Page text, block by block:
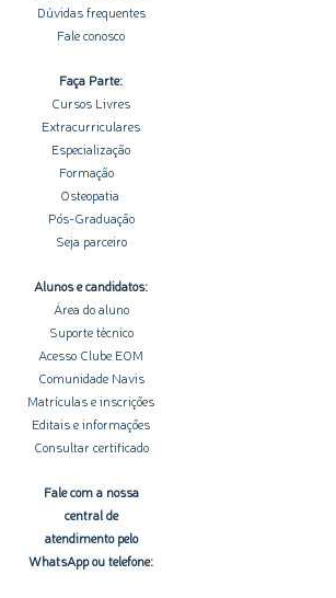
Dúvidas frequentes
Fale conosco
Faça Parte:
Cursos Livres
Extracurriculares
Especialização
Formação
Osteopatia
Pós-Graduação
Seja parceiro
Alunos e candidatos:
Área do aluno
Suporte técnico
Acesso Clube EOM
Comunidade Navis
Matrículas e inscrições
Editais e informações
Consultar certificado
Fale com a nossa
central de
atendimento pelo
WhatsApp ou telefone: